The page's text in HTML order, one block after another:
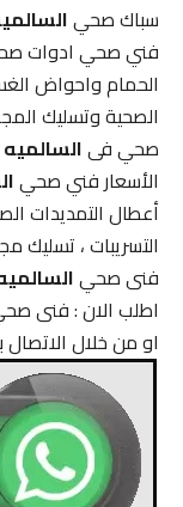
سباك صحيالسالميه
فني صحي ادوات صحية
الحمام واحواض
الصحية وتسليك
صحي فىالسالميه
الأسعار فني صحي
أعطال التمديدات
التسريبات ، تسليك
فنى صحيالسالميه.
اطلب الان : فنى صحي
او من خلال الاتصال بنا